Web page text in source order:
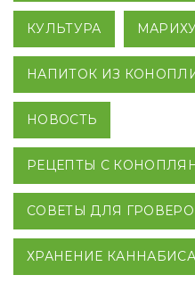
КУЛЬТУРА
НАПИТОК ИЗ
НОВОСТЬ
РЕЦЕПТЫ С
СОВЕТЫ ДЛЯ
ХРАНЕНИЕ КАННАБИСА